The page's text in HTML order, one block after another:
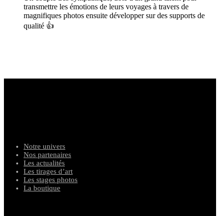
transmettre les émotions de leurs voyages à travers de
magnifiques photos ensuite développer sur des supports de
qualité 👍
Notre univers
Nos partenaires
Les actualités
Les tirages d’art
Les stages photos
La boutique